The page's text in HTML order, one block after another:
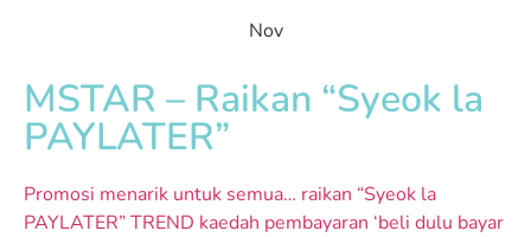
Nov
MSTAR – Raikan “Syeok la
PAYLATER”
Promosi menarik untuk semua… raikan “Syeok la
PAYLATER” TREND kaedah pembayaran ‘beli dulu bayar